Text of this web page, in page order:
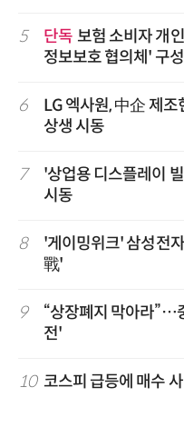
5 단독 보험 소비자 개
정보보호 협의체' 구성
6
LG 엑사원, 中企 제
상생 시동
7
'상업용 디스플레이
시동
8
'게이밍위크' 삼성전
戰'
9
“상장폐지 막아라”…
전'
10 코스피 급등에 매수